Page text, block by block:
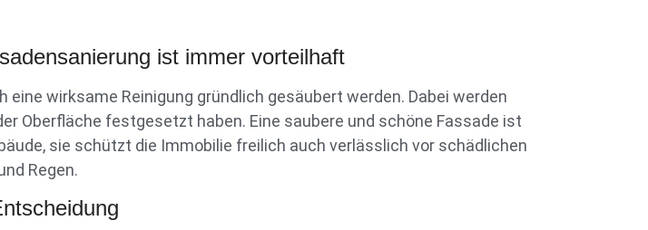
ist immer vorteilhaft
wirksame Reinigung gründlich gesäubert werden. Dabei werden
Oberfläche festgesetzt haben. Eine saubere und schöne Fassade ist
sie schützt die Immobilie freilich auch verlässlich vor schädlichen
Regen.